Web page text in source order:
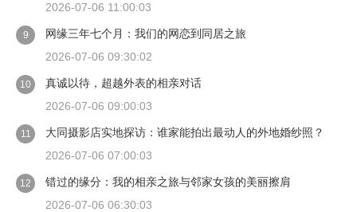
2026-07-06 11:00:03
9
网缘三年七个月：我们的网恋到同居之旅
2026-07-06 09:30:02
10
真诚以待，超越外表的相亲对话
2026-07-06 09:00:03
11
大同摄影店实地探访：谁家能拍出最动人的外地婚纱照？
2026-07-06 07:00:03
12
错过的缘分：我的相亲之旅与邻家女孩的美丽擦肩
2026-07-06 06:30:03